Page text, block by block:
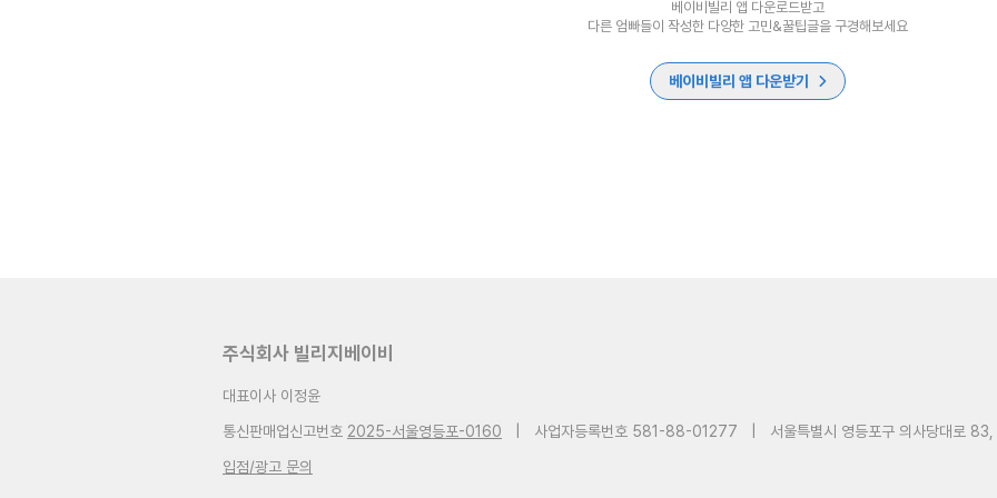
베이비빌리 앱 다운로드받고
다른 엄빠들이 작성한 다양한 고민&꿀팁글을 구경해보세요
베이비빌리 앱 다운받기
주식회사 빌리지베이비
대표이사 이정윤
통신판매업신고번호 2025-서울영등포-0160 사업자등록번호 581-88-01277
서울특별시 영등포구 의사당대로
입점/광고 문의